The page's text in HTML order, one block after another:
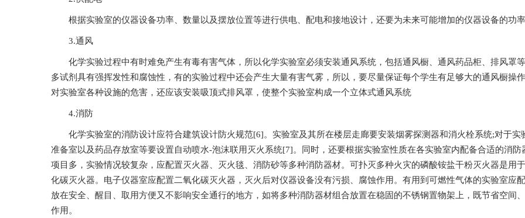
根据实验室的仪器设备功率、数量以及摆放位置等进行供电、配电和接地设计，还要为未来可能增加的仪器设备的功率
3.通风
化学实验过程中有时难免产生有毒有害气体，所以化学实验室必须安装通风系统，包括通风橱、通风药品柜、排风罩等
多试剂具有强挥发性和腐蚀性，有的实验过程中还会产生大量有害气雾，所以，要尽量保证每个学生有足够大的通风橱
对实验室各种设施的危害，还应该安装吸顶式排风罩，使整个实验室构成一个立体式通风系统
4.消防
化学实验室的消防设计应符合建筑设计防火规范[6]。实验室及其所在楼层走廊要安装烟雾探测器和消火栓系统;对于实
准备室以及药品存放室等要设置自动喷水-泡沫联用灭火系统[7]。同时，还要根据实验室性质在各实验室内配备合适的消防器材
项目多，实验情况较复杂，应配置灭火器、灭火毯、消防砂等多种消防器材。可扑灭多种火灾的磷酸铵盐干粉灭火器是
化碳灭火器。电子仪器室应配置二氧化碳灭火器，灭火后对仪器设备没有污损、腐蚀作用。有用到可燃性气体的实验室
放在安全、醒目、取用方便又不影响安全通行的地方，如将多种消防器材组合放置在稳固的不锈钢置物架上，既节省空间
作用。